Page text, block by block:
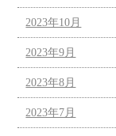
2023年10月
2023年9月
2023年8月
2023年7月